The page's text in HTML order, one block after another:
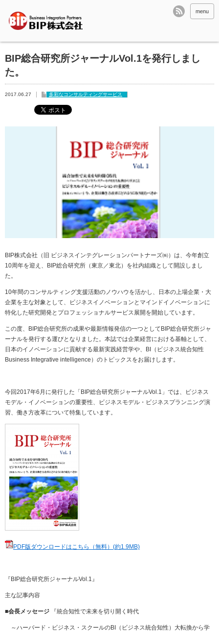
menu
BIP総合研究所ジャーナルVol.1を発行しまし
た。
2017.06.27 多彩なコンサルティングサービス
BIP株式会社（旧 ビジネスインテグレーションパートナーズ㈱）は、今年創立
10周年を迎え、 BIP総合研究所（東京／東北）を社内組織として開設しまし
た。
10年間のコンサルティング支援活動のノウハウを活かし、日本の上場企業・大
企業を主な対象として、ビジネスイノベーションとマインドイノベーションに
特化した研究開発とプロフェッショナルサービス展開を開始しています。
この度、BIP総合研究所の成果や最新情報発信の一つとして BIP総合研究所ジャ
ーナルを発行する運びとなりました。本誌では企業経営における基軸として、
日本のイノベーションに貢献する最新実践経営学や、
BI
（ビジネス統合知性
Business Integrative intelligence ）のトピックスをお届けします。
今回2017年6 月に発行した「 BIP総合研究所ジャーナルVol.1 」では、ビジネス
モデル・イノベーションの重要性、ビジネスモデル・ビジネスプランニング演
習、働き方改革について特集しています。
PDF版ダウンロードはこちら（無料） (約1.9MB)
『 BIP総合研究所ジャーナルVol.1』
主な記事内容
■会長メッセージ 『統合知性で未来を切り開く時代
～ハーバード・ビジネス・スクールのBI
（ビジネス統合知性）大転換から学